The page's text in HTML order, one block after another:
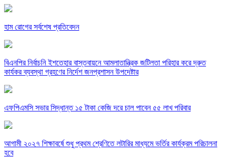
হাম রোগের সর্বশেষ প্রতিবেদন
বিএনপির নির্বাচনি ইশতেহার বাস্তবায়নে আমলাতান্ত্রিক জটিলতা পরিহার করে দ্রুত
কার্যকর ব্যবস্থা গ্রহণের নির্দেশ জনপ্রশাসন উপদেষ্টার
এফপিএমসি সভার সিদ্ধান্ত ১৫ টাকা কেজি দরে চাল পাবেন ৫৫ লাখ পরিবার
আগামী ২০২৭ শিক্ষাবর্ষে শুধু প্রথম শ্রেণিতে লটারির মাধ্যমে ভর্তির কার্যক্রম পরিচালনা
হবে